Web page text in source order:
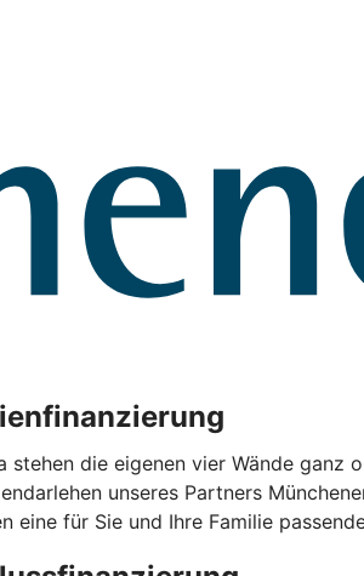
die eigenen vier Wände ganz
unseres Partners
eine für Sie und Ihre Familie